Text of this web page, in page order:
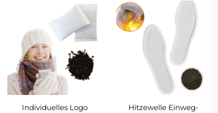
Sicher Natürliche
Geruchlos Aktiviert durch
Luft Fuß- und
Körpertaschenwärmer
Fußwärmer für Outdoor-
Aktivitäten Skifahren
Wandern
Individuelles Logo
Hitzewelle Einweg-